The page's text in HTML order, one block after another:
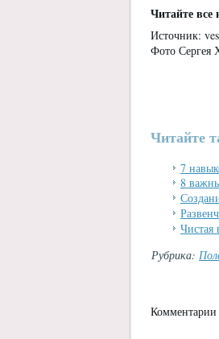
Читайте все
Источник:
Фото Сергея
Читайте
7
8
Чистая
Рубрика: